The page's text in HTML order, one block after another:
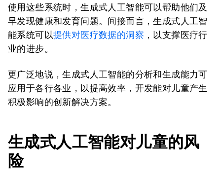
使用这些系统时，生成式人工智能可以帮助他们及
早发现健康和发育问题。间接而言，生成式人工智
能系统可以提供对医疗数据的洞察 ，以支撑医疗行
业的进步。
更广泛地说，生成式人工智能的分析和生成能力可
应用于各行各业，以提高效率，开发能对儿童产生
积极影响的创新解决方案。
生成式人工智能对儿童的风
险